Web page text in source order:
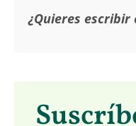
¿Quieres escribir